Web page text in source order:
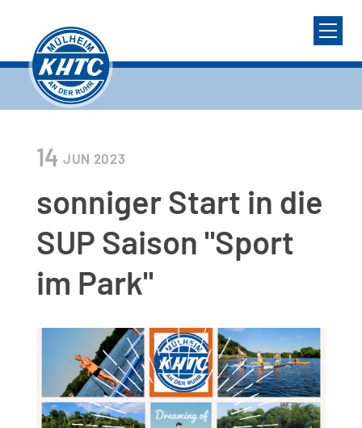
14 JUN 2023
sonniger Start in die
SUP Saison "Sport
im Park"